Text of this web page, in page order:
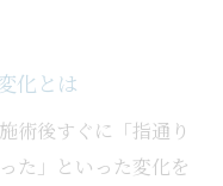
化とは
術後すぐに「指通り
た」といった変化を